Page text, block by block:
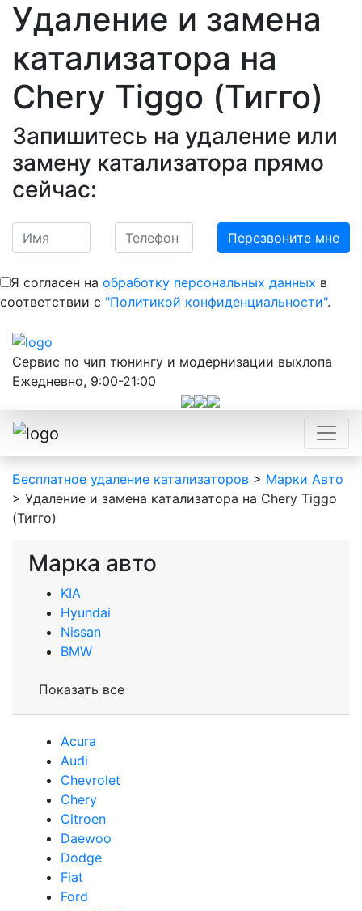
Удаление и замена
катализатора на
Сhery Tiggo (Тигго)
Запишитесь на удаление или
замену катализатора прямо
сейчас:
Я согласен на обработку персональных данных в
соответствии с "Политикой конфиденциальности".
Сервис по чип тюнингу и модернизации выхлопа
Ежедневно, 9:00-21:00
Бесплатное удаление катализаторов > Марки Авто
> Удаление и замена катализатора на Сhery Tiggo
(Тигго)
Марка авто
KIA
Hyundai
Nissan
BMW
Показать все
Acura
Audi
Сhevrolet
Chery
Сitroen
Daewoo
Dodge
Fiat
Ford